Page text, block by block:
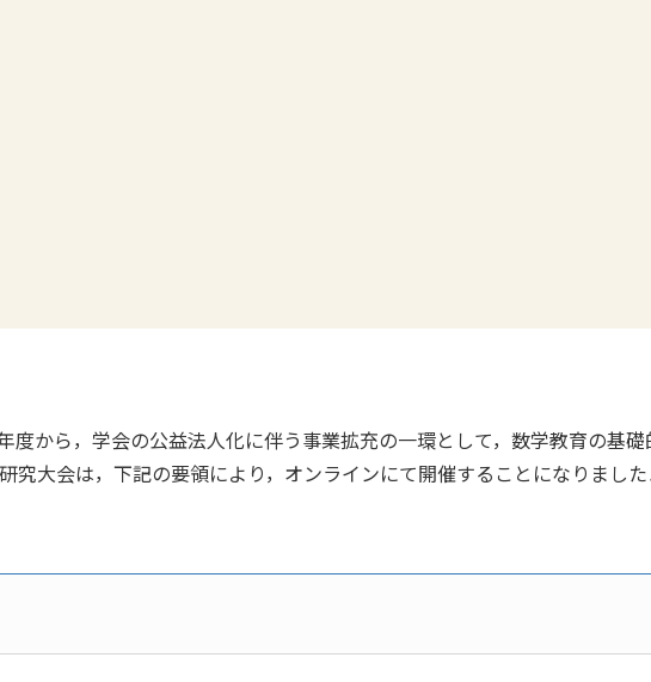
から，学会の公益法人化に伴う事業拡充の一環として，数学教育の基
究大会は，下記の要領により，オンラインにて開催することになりまし